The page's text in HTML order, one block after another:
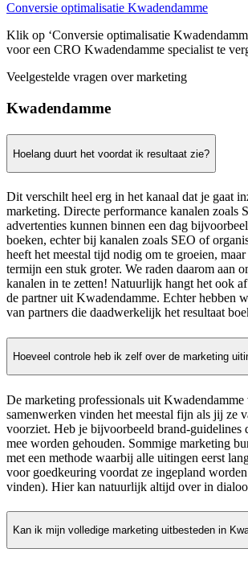
Conversie optimalisatie Kwadendamme
Klik op ‘Conversie optimalisatie
voor een CRO Kwadendamme specialist te
Veelgestelde vragen over marketing
Kwadendamme
Hoelang duurt het voordat ik resultaat zie?
Dit verschilt heel erg in het kanaal dat je gaat
marketing. Directe performance kanalen zoals
advertenties kunnen binnen een dag
boeken, echter bij kanalen zoals SEO of
heeft het meestal tijd nodig om te groeien,
termijn een stuk groter. We raden daarom aan
kanalen in te zetten! Natuurlijk hangt het ook
de partner uit Kwadendamme. Echter hebben
van partners die daadwerkelijk het resultaat
Hoeveel controle heb ik zelf over de marketing
De marketing professionals uit Kwadendamme
samenwerken vinden het meestal fijn als jij ze
voorziet. Heb je bijvoorbeeld brand-guidelines
mee worden gehouden. Sommige marketing
met een methode waarbij alle uitingen eerst
voor goedkeuring voordat ze ingepland
vinden). Hier kan natuurlijk altijd over in
Kan ik mijn volledige marketing uitbesteden in